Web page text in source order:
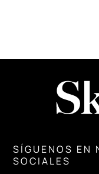
SÍGUENOS EN
SOCIALES